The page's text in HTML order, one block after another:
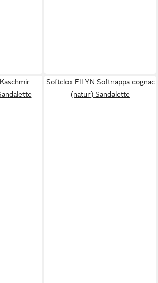
Softclox EILYN Softnappa cognac
(natur) Sandalette